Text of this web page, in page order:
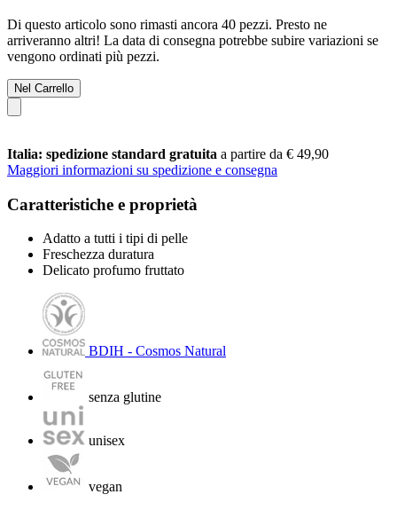
Di questo articolo sono rimasti ancora 40 pezzi. Presto ne
arriveranno altri! La data di consegna potrebbe subire variazioni se
vengono ordinati più pezzi.
Nel Carrello
Italia: spedizione standard gratuita a partire da € 49,90
Maggiori informazioni su spedizione e consegna
Caratteristiche e proprietà
Adatto a tutti i tipi di pelle
Freschezza duratura
Delicato profumo fruttato
BDIH - Cosmos Natural
senza glutine
unisex
vegan